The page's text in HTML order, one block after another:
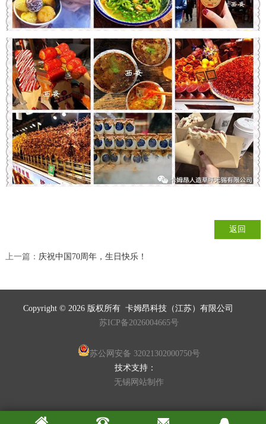
返回
上一篇： 庆祝中国70周年，生日快乐！
Copyright © 2026 版权所有 卡姆昂科技（江苏）有限公司
苏ICP备2026004665号
苏公网安备 32021302000750号
技术支持：
无锡网站制作